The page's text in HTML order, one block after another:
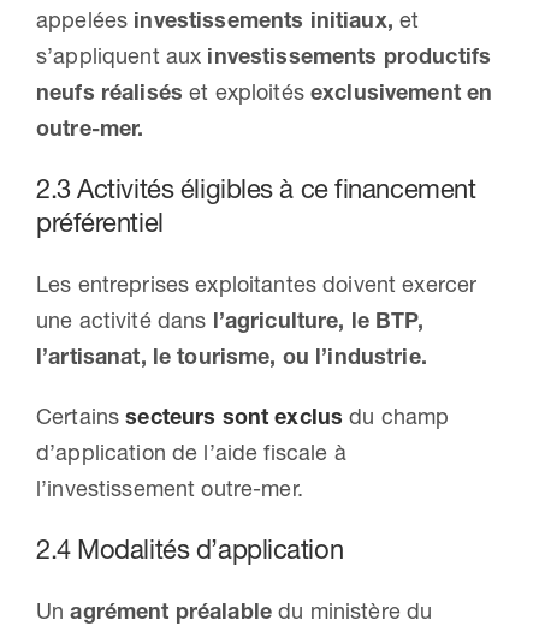
appelées investissements initiaux, et
s’appliquent aux investissements productifs
neufs réalisés et exploitésexclusivement en
outre-mer.
2.3 Activités éligibles à ce financement
préférentiel
Les entreprises exploitantes doivent exercer
une activité dans l’agriculture, le BTP,
l’artisanat, le tourisme, ou l’industrie.
Certainssecteurs sont exclusdu champ
d’application de l’aide fiscale à
l’investissement outre-mer.
2.4 Modalités d’application
Unagrément préalable du ministère du